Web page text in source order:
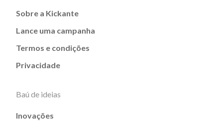
Sobre a Kickante
Lance uma campanha
Termos e condições
Privacidade
Baú de ideias
Inovações